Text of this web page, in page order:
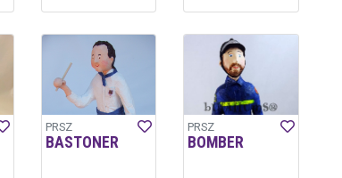
PRSZ
BASTONER
PRSZ
BOMBER